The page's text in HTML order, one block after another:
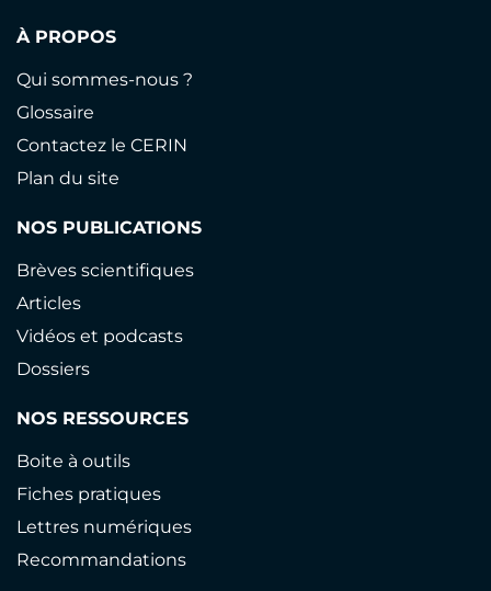
À PROPOS
Qui sommes-nous ?
Glossaire
Contactez le CERIN
Plan du site
NOS PUBLICATIONS
Brèves scientifiques
Articles
Vidéos et podcasts
Dossiers
NOS RESSOURCES
Boite à outils
Fiches pratiques
Lettres numériques
Recommandations